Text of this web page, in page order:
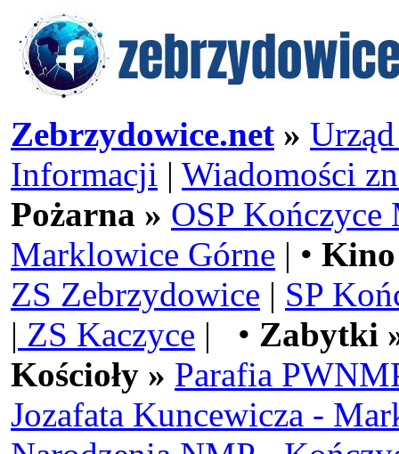
Zebrzydowice.net »
Informacji | Wiadomości
Pożarna » OSP Kończyce
Marklowice Górne | •
ZS Zebrzydowice | SP
| ZS Kaczyce | • Zabytki
Kościoły » Parafia
Jozafata Kuncewicza -